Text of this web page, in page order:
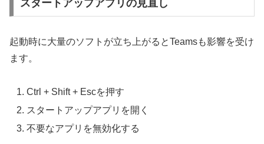
スタートアップアプリの見直し
起動時に大量のソフトが立ち上がるとTeamsも影響を受け
ます。
Ctrl + Shift + Escを押す
スタートアップアプリを開く
不要なアプリを無効化する